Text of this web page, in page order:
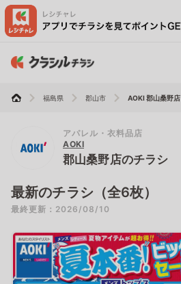
福島県 郡山市 AOKI 郡山桑野店
アパレル・衣料品店
AOKI
郡山桑野店のチラシ
最新のチラシ（全6枚）
最終更新：2026/08/10